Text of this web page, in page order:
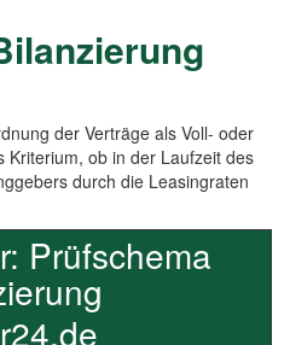
der Verträge als Voll- oder
Kriterium, ob in der Laufzeit des
durch die Leasingraten
Prüfschema